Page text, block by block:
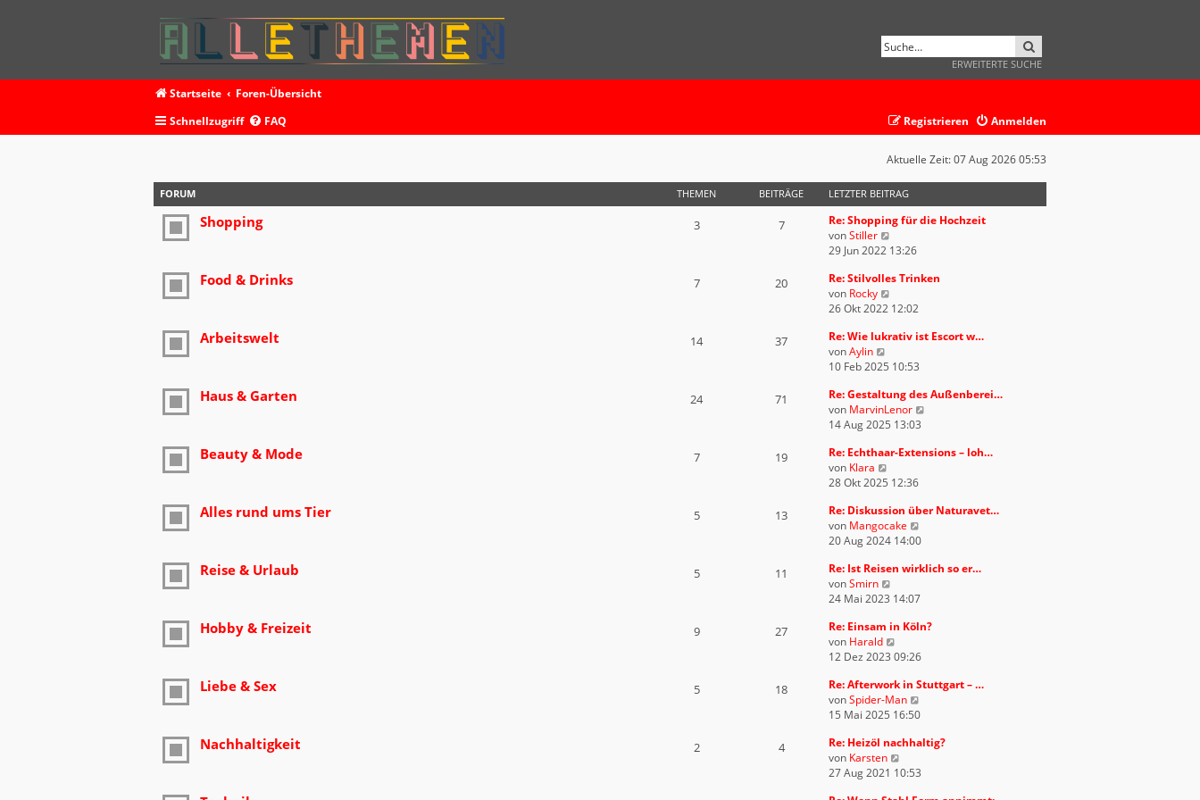
ERWEITERTE SUCHE
Startseite
Foren-Übersicht
Schnellzugriff
FAQ Anmelden
Registrieren
Aktuelle Zeit: 07 Aug 2026 05:53
FORUM THEMEN BEITRÄGE LETZTER BEITRAG
Shopping 3 7
Re: Shopping für die Hochzeit
vonStiller
e
e
t
r
e
t
r
a
29 Jun 2022 13:26
Food & Drinks 7 20
Re: Stilvolles Trinken
von Rocky
e
e
t
r
B
e
t
a
g
26 Okt 2022 12:02
Arbeitswelt 14 37
Re: Wie lukrativ ist Escort w…
vonAylin
e
e
s
t
r
B
e
t
r
a
10 Feb 2025 10:53
Haus & Garten 24 71
Re: Gestaltung des Außenberei…
von MarvinLenor
e
r
t
g
14 Aug 2025 13:03
Beauty & Mode 7 19
Re: Echthaar-Extensions – loh…
von Klara
e
e
s
t
r
B
e
t
r
a
28 Okt 2025 12:36
Alles rund ums Tier 5 13
Re: Diskussion über Naturavet…
von Mangocake
e
e
t
r
e
t
g
20 Aug 2024 14:00
Reise & Urlaub 5 11
Re: Ist Reisen wirklich so er…
vonSmirn
e
e
s
t
r
B
e
t
r
a
24 Mai 2023 14:07
Hobby & Freizeit 9 27
Re: Einsam in Köln?
von Harald
e
e
s
t
r
B
e
12 Dez 2023 09:26
Liebe & Sex 5 18
Re: Afterwork in Stuttgart – …
vonSpider-Man
e
e
t
15 Mai 2025 16:50
Nachhaltigkeit 2 4
Re: Heizöl nachhaltig?
von Karsten
e
27 Aug 2021 10:53